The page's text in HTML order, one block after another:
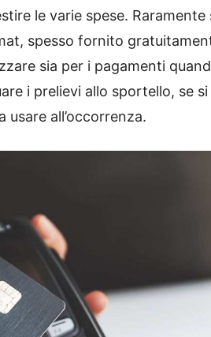
le varie spese.
spesso fornito
sia per i pagamenti
i prelievi allo sportello, se
all’occorrenza.